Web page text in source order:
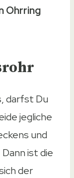
Ohrring
darfst Du
jegliche
und
ist die
der